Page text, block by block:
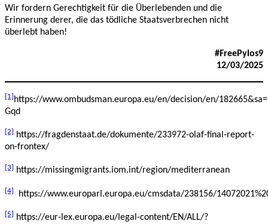
Wir fordern Gerechtigkeit für die Überlebenden und die
Erinnerung derer, die das tödliche Staatsverbrechen nicht
überlebt haben!
#FreePylos9
12/03/2025
[1] https://www.ombudsman.europa.eu/en/decision/en/
Gqd
[2]
https://fragdenstaat.de/dokumente/233972-olaf-final-report-
on-frontex/
[3] https://missingmigrants.iom.int/region/mediterranean
[4] https://www.europarl.europa.eu/cmsdata/238156/
[5]
https://eur-lex.europa.eu/legal-content/EN/ALL/?